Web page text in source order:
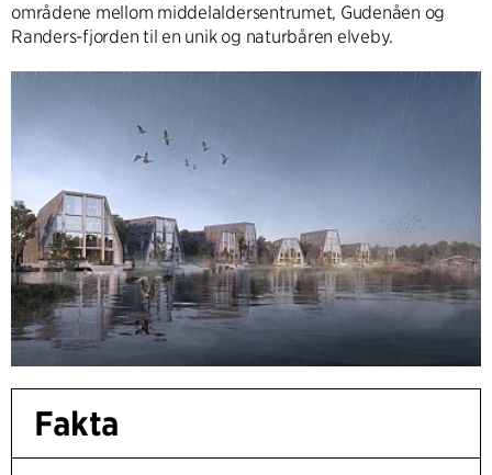
områdene mellom middelaldersentrumet, Gudenåen og
Randers-fjorden til en unik og naturbåren elveby.
Fakta